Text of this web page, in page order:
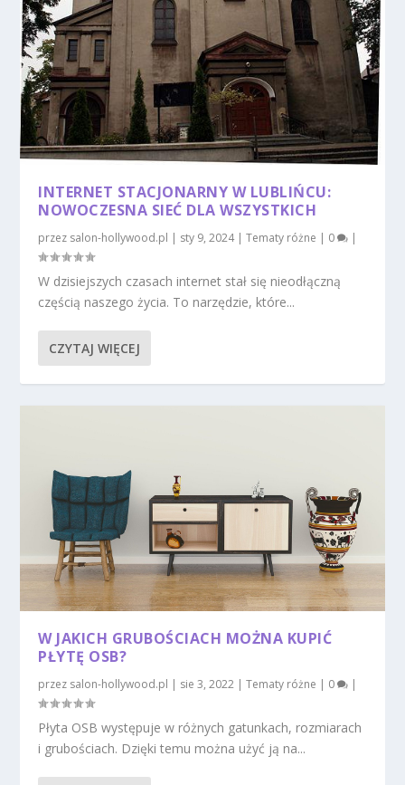
INTERNET STACJONARNY W LUBLIŃCU:
NOWOCZESNA SIEĆ DLA WSZYSTKICH
przez salon-hollywood.pl | sty 9, 2024|Tematy różne | 0 |
W dzisiejszych czasach internet stał się nieodłączną
częścią naszego życia. To narzędzie, które...
CZYTAJ WIĘCEJ
W JAKICH GRUBOŚCIACH MOŻNA KUPIĆ
PŁYTĘ OSB?
przez salon-hollywood.pl | sie 3, 2022 |Tematy różne | 0 |
Płyta OSB występuje w różnych gatunkach, rozmiarach
i grubościach. Dzięki temu można użyć ją na...